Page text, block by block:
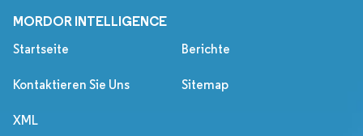
MORDOR INTELLIGENCE
Startseite Berichte
Kontaktieren Sie Uns Sitemap
XML